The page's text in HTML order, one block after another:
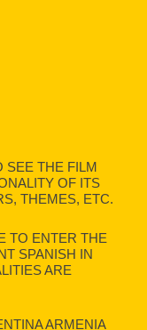
SEE THE FILM
OF ITS
THEMES, ETC.
TO ENTER THE
SPANISH IN
ARE
ARMENIA